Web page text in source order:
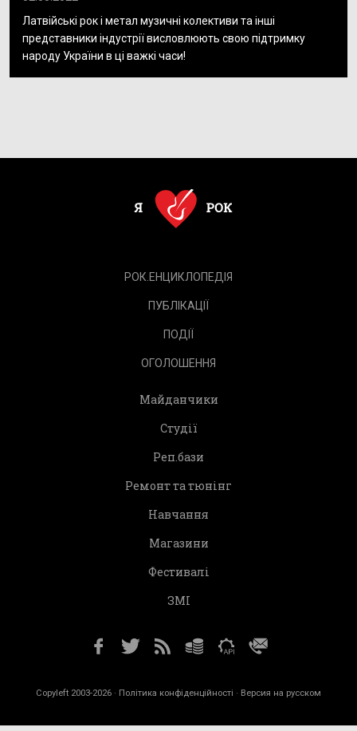
Латвійські рок і метал музичні колективи та інші
представники індустрії висловлюють свою підтримку
народу України в ці важкі часи!
РОК.ЕНЦИКЛОПЕДІЯ
ПУБЛІКАЦІЇ
ПОДІЇ
ОГОЛОШЕННЯ
Майданчики
Студії
Реп.бази
Ремонт та тюнінг
Навчання
Магазини
Фестивалі
ЗМІ
Copyleft 2003-2026 · Політика конфіденційності · Версия на русском